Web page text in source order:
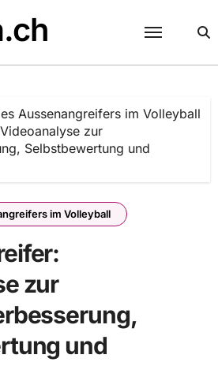
Aussenangreifers im Volleyball
zur
Selbstbewertung und
im Volleyball
zur
und